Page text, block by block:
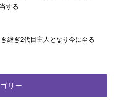
する
継ぎ2代目主人となり今に至る
リー